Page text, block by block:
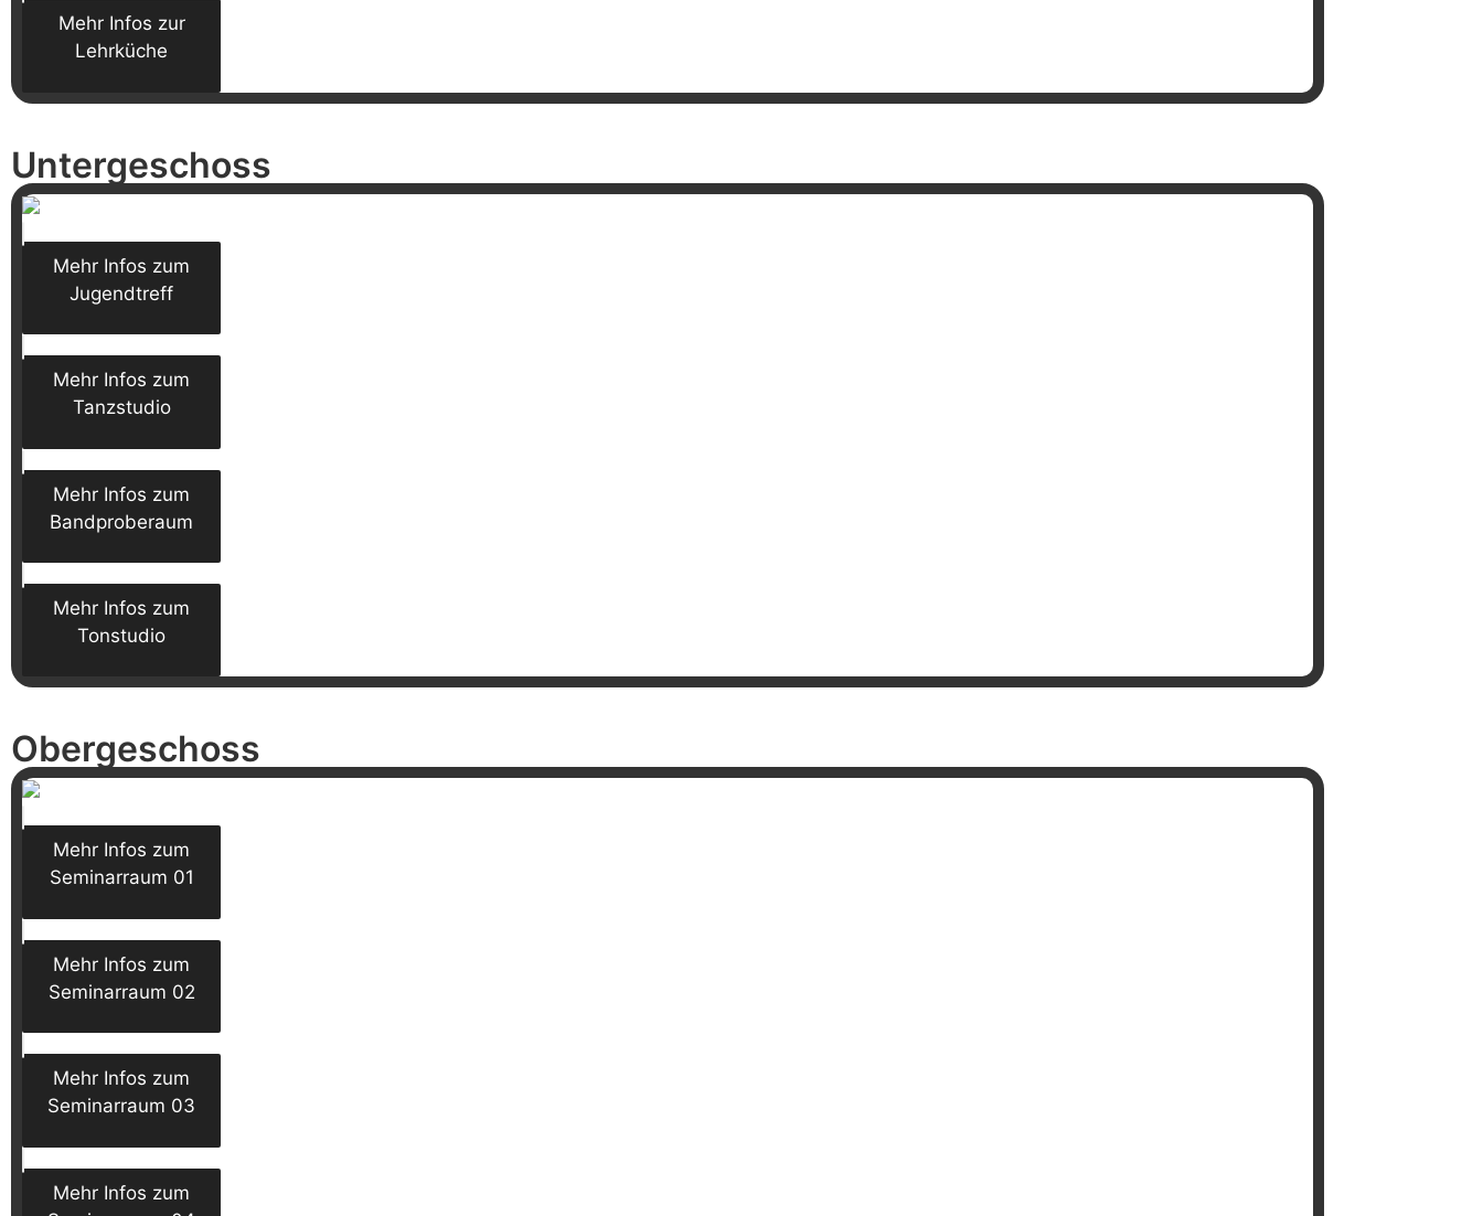
Mehr Infos zur
Lehrküche
Untergeschoss
Mehr Infos zum
Jugendtreff
Mehr Infos zum
Tanzstudio
Mehr Infos zum
Bandproberaum
Mehr Infos zum
Tonstudio
Obergeschoss
Mehr Infos zum
Seminarraum 01
Mehr Infos zum
Seminarraum 02
Mehr Infos zum
Seminarraum 03
Mehr Infos zum